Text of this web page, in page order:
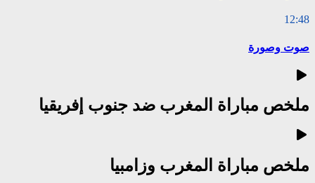
12:48
صوت وصورة
ملخص مباراة المغرب ضد جنوب إفريقيا
ملخص مباراة المغرب وزامبيا